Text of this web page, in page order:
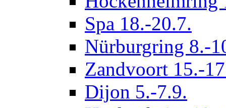
Spa 18.-20.7.
Nürburgring 8.-
Zandvoort 15.-
Dijon 5.-7.9.